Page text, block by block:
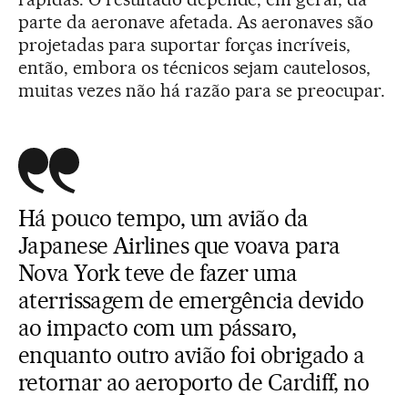
parte da aeronave afetada. As aeronaves são
projetadas para suportar forças incríveis,
então, embora os técnicos sejam cautelosos,
muitas vezes não há razão para se preocupar.
Há pouco tempo, um avião da
Japanese Airlines que voava para
Nova York teve de fazer uma
aterrissagem de emergência devido
ao impacto com um pássaro,
enquanto outro avião foi obrigado a
retornar ao aeroporto de Cardiff, no